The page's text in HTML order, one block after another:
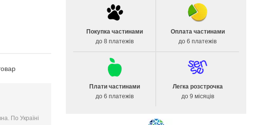
По Україні
Покупка частинами
до 8 платежів
Оплата частинами
до 6 платежів
Плати частинами
до 6 платежів
Легка розстрочка
до 9 місяців